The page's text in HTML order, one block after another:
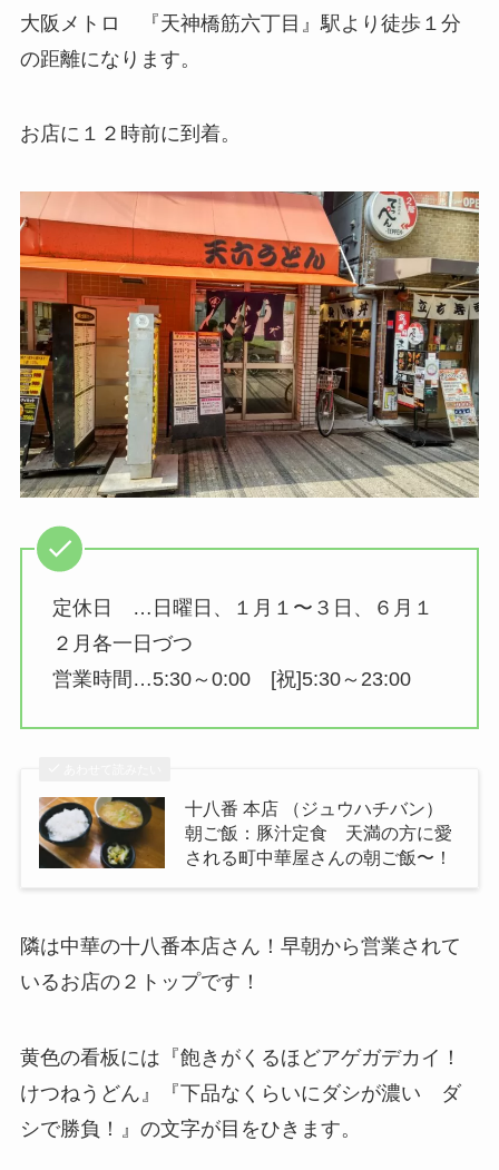
大阪メトロ 『天神橋筋六丁目』駅より徒歩１分
の距離になります。
お店に１２時前に到着。
定休日 …日曜日、１月１〜３日、６月１
２月各一日づつ
営業時間…5:30～0:00 [祝]5:30～23:00
十八番 本店 （ジュウハチバン）
朝ご飯：豚汁定食 天満の方に愛
される町中華屋さんの朝ご飯〜！
隣は中華の十八番本店さん！早朝から営業されて
いるお店の２トップです！
黄色の看板には『飽きがくるほどアゲガデカイ！
けつねうどん』『下品なくらいにダシが濃い ダ
シで勝負！』の文字が目をひきます。